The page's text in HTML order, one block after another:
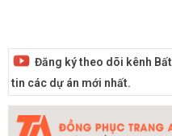
Đăng ký theo dõi kênh
tin các dự án mới nhất.